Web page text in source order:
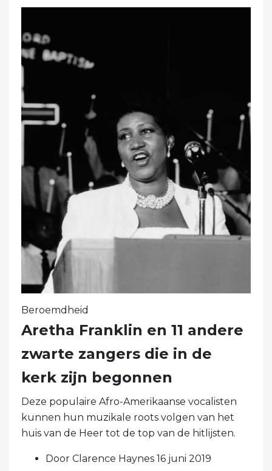
Beroemdheid
Aretha Franklin en 11 andere
zwarte zangers die in de
kerk zijn begonnen
Deze populaire Afro-Amerikaanse vocalisten
kunnen hun muzikale roots volgen van het
huis van de Heer tot de top van de hitlijsten.
Door Clarence Haynes 16 juni 2019